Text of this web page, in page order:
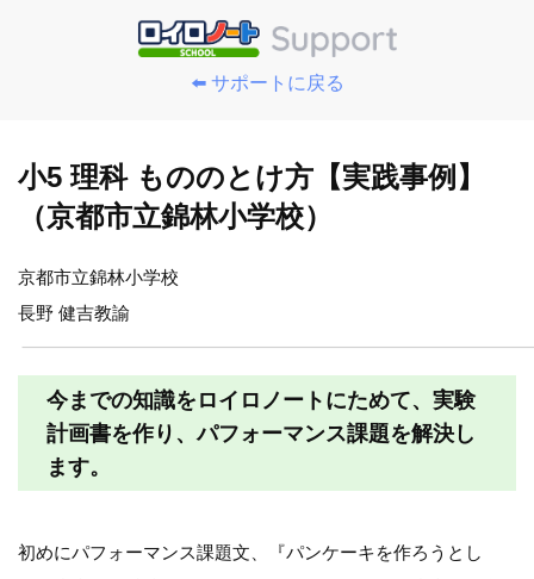
⬅️ サポートに戻る
小5 理科 もののとけ方【実践事例】
（京都市立錦林小学校）
京都市立錦林小学校
長野 健吉教諭
今までの知識をロイロノートにためて、実験
計画書を作り、パフォーマンス課題を解決し
ます。
初めにパフォーマンス課題文、『パンケーキを作ろうとし